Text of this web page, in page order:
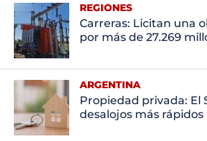
REGIONES
Carreras: Licitan una
por más de 27.269
ARGENTINA
Propiedad privada: El
desalojos más rápidos